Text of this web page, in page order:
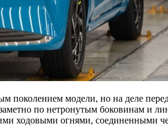
поколением модели, но на деле
по нетронутым боковинам и
ходовыми огнями, соединенными